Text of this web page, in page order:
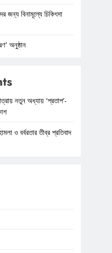
জন্য বিনামূল্যে চিকিৎসা
অনুষ্ঠান
নতুন অধ্যায় ‘প্রতাপ’-
ও বর্বরতার তীব্র প্রতিবাদ